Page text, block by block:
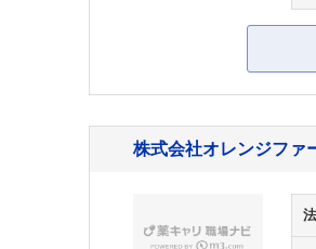
株式会社オレンジフ